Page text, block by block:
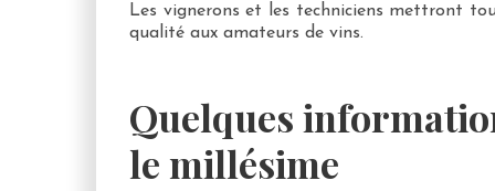
Les vignerons et les techniciens mettront
qualité aux amateurs de vins.
Quelques
le millésime